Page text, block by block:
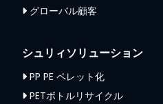
グローバル顧客
シュリィソリューション
PP PE ペレット化
PETボトルリサイクル